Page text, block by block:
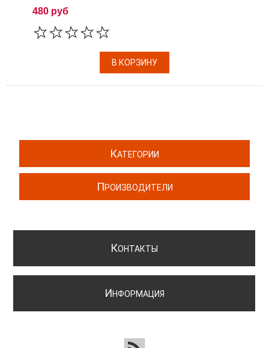
480 руб
КАТЕГОРИИ
ПРОИЗВОДИТЕЛИ
КОНТАКТЫ
ИНФОРМАЦИЯ